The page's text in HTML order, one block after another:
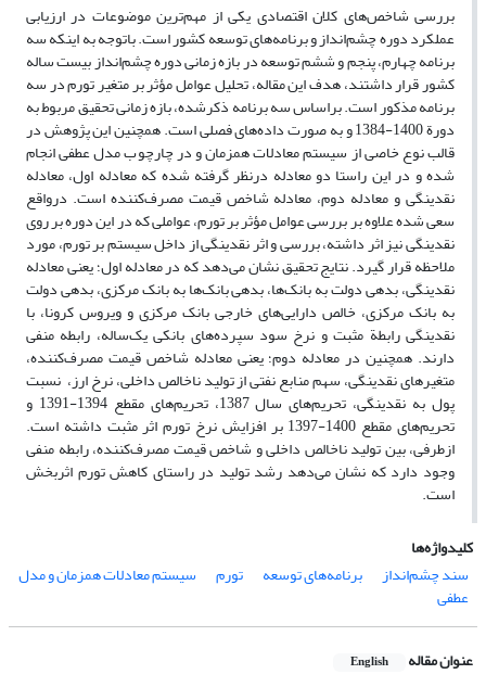
بررسی شاخص‌های کلان اقتصادی یکی از مهم‌ترین موضوعات در ارزیابی
عملکرد دوره چشم‌انداز و برنامه‌های توسعه کشور است. باتوجه به اینکه سه
برنامه چهارم، پنجم و ششم توسعه در بازه زمانی دوره چشم‌انداز بیست ‏ساله
کشور قرار داشتند، هدف این مقاله، تحلیل عوامل مؤثر بر متغیر تورم در سه
برنامه مذکور است. براساس سه برنامه ذکرشده، بازه زمانی تحقیق مربوط به
دورة 1400-1384 و به ‏صورت داده‌های فصلی است. همچنین این پژوهش در
قالب نوع خاصی از سیستم معادلات همزمان و در چارچوب مدل عطفی انجام
شده و در این راستا دو معادله درنظر گرفته شده که معادله اول، معادله
نقدینگی و معادله دوم، معادله شاخص قیمت مصرف‌کننده است. درواقع
سعی شده علاوه بر بررسی عوامل مؤثر بر تورم، عواملی که در این دوره بر روی
نقدینگی نیز اثر داشته، بررسی و اثر نقدینگی از داخل سیستم بر تورم، مورد
ملاحظه قرار گیرد. نتایج تحقیق نشان‌ می‏‌دهد که در معادله اول؛ یعنی معادله
نقدینگی، بدهی دولت به بانک‌ها، بدهی بانک‌ها به بانک مرکزی، بدهی دولت
به بانک مرکزی، خالص دارایی‌های خارجی بانک مرکزی و ویروس کرونا، با
نقدینگی رابطة مثبت و نرخ سود سپرده‌های بانکی یک‌ساله، رابطه منفی
دارند. همچنین در معادله دوم؛ یعنی معادله شاخص قیمت مصرف‌کننده،
متغیرهای نقدینگی، سهم منابع نفتی از تولید ناخالص داخلی، نرخ ارز، نسبت
پول به نقدینگی، تحریم‌های سال 1387، تحریم‌های مقطع 1394-1391 و
تحریم‌های مقطع 1400-1397 بر افزایش نرخ تورم اثر مثبت داشته است.
ازطرفی، بین تولید ناخالص داخلی و شاخص قیمت مصرف‌کننده، رابطه منفی
وجود دارد که نشان می‌دهد رشد تولید در راستای کاهش تورم اثربخش
است.
کلیدواژه‌ها
سند چشم‌انداز
برنامه‌های توسعه تورم سیستم معادلات همزمان و مدل
عطفی
عنوان مقاله English